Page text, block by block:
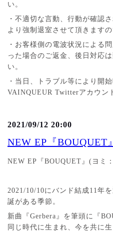
い。
・不適切な言動、行動が確認
より強制退室させて頂きます
・お客様側の電波状況による
った場合のご返金、後日対応
い。
・当日、トラブル等により開
VAINQUEUR Twitterアカウン
2021/09/12 20:00
NEW EP『BOUQUET
NEW EP『BOUQUET』(ヨミ
2021/10/10にバンド結成11年
誕がある季節。
新曲『Gerbera』を筆頭に『
同じ時代に生まれ、今を共に